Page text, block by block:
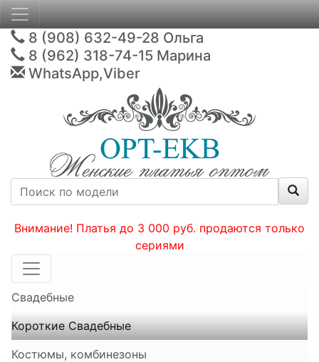
8 (908) 632-49-28 Ольга
8 (962) 318-74-15 Марина
WhatsApp,Viber
Внимание! Платья до 3 000 руб. продаются только
сериями
Свадебные
Короткие Свадебные
Костюмы, комбинезоны